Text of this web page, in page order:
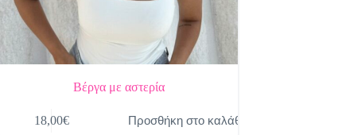
Βέργα με αστερία
18,00€ Προσθήκη στο καλάθι